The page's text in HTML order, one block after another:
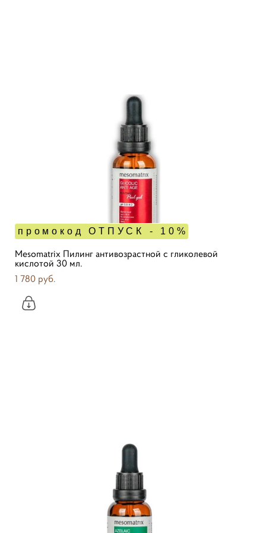
промокод ОТПУСК - 10%
Mesomatrix Пилинг антивозрастной с гликолевой
кислотой 30 мл.
1 780 pуб.